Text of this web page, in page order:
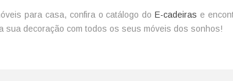
para casa, confira o catálogo doE-cadeiras e
decoração com todos os seus móveis dos sonhos!